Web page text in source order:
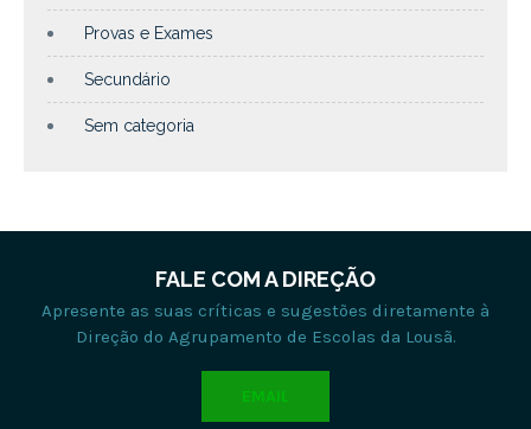
Provas e Exames
Secundário
Sem categoria
FALE COM A DIREÇÃO
Apresente as suas críticas e sugestões diretamente à
Direção do Agrupamento de Escolas da Lousã.
EMAIL